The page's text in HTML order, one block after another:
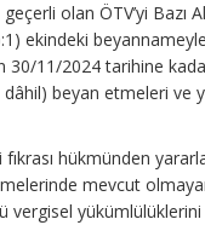
olan ÖTV’yi Bazı
ekindeki
30/11/2024 tarihine
beyan etmeleri ve
fıkrası hükmünden
mevcut
vergisel